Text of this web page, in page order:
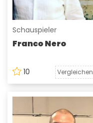
Schauspieler
Franco Nero
10 Vergleichen